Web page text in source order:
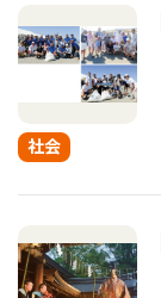
社会